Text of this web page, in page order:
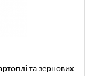
та зернових